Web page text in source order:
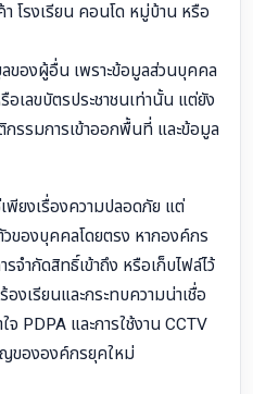
โรงเรียน คอนโด หมู่บ้าน หรือ
ของผู้อื่น เพราะข้อมูลส่วนบุคคล
อเลขบัตรประชาชนเท่านั้น แต่ยัง
กรรมการเข้าออกพื้นที่ และข้อมูล
พียงเรื่องความปลอดภัย แต่
ของบุคคลโดยตรง หากองค์กร
จำกัดสิทธิ์เข้าถึง หรือเก็บไฟล์ไว้
องเรียนและกระทบความน่าเชื่อ
PDPA และการใช้งาน CCTV
ขององค์กรยุคใหม่